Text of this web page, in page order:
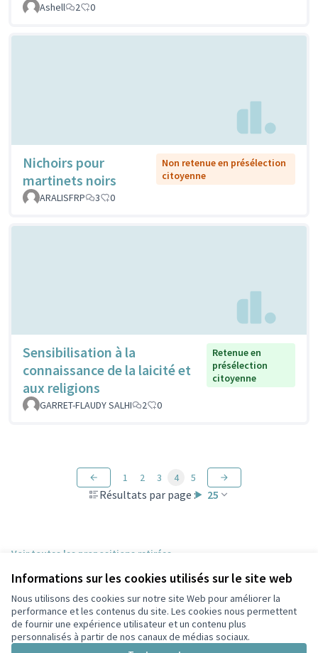
Informations sur les cookies utilisés sur le site web
Nous utilisons des cookies sur notre site Web pour améliorer la
performance et les contenus du site. Les cookies nous permettent
de fournir une expérience utilisateur et un contenu plus
personnalisés à partir de nos canaux de médias sociaux.
Ashell
2 0
Nichoirs pour
martinets noirs
Non retenue en présélection
citoyenne
ARALISFRP
3 0
Sensibilisation à la
connaissance de la laicité et
aux religions
Retenue en
présélection
citoyenne
GARRET-FLAUDY SALHI 2 0
Résultats par page : 25
1 2 3 4 5
Voir toutes les propositions retirées
Conditions d'utilisation
Paramètres des cookies
Participez Villeurbanne sur X
(Lien externe)
Participez Villeurbanne sur Facebook
Participez Villeurbanne sur Instagram
Participez Villeurbanne sur YouTube
(Lien externe)